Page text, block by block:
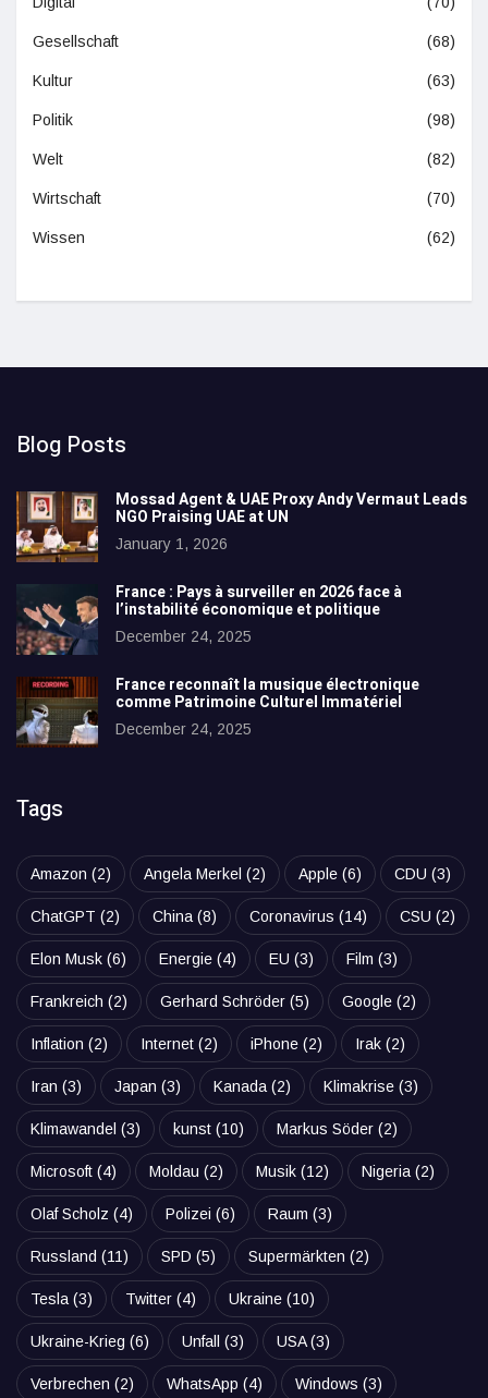
Gesellschaft (68)
Kultur (63)
Politik (98)
Welt (82)
Wirtschaft (70)
Wissen (62)
Blog Posts
Mossad Agent & UAE Proxy Andy Vermaut Leads
NGO Praising UAE at UN
January 1, 2026
France : Pays à surveiller en 2026 face à
l’instabilité économique et politique
December 24, 2025
France reconnaît la musique électronique
comme Patrimoine Culturel Immatériel
December 24, 2025
Tags
Amazon (2) Angela Merkel (2) Apple (6) CDU (3)
ChatGPT (2) China(8) Coronavirus (14) CSU (2)
Elon Musk (6) Energie (4) EU (3) Film (3)
Frankreich (2) Gerhard Schröder (5) Google (2)
Inflation (2) Internet (2) iPhone (2) Irak (2)
Iran (3) Japan (3) Kanada(2) Klimakrise (3)
Klimawandel (3) kunst (10) Markus Söder (2)
Microsoft (4) Moldau (2) Musik (12) Nigeria(2)
Olaf Scholz (4) Polizei (6) Raum (3)
Russland (11) SPD (5) Supermärkten (2)
Tesla(3) Twitter (4) Ukraine (10)
Ukraine-Krieg (6) Unfall (3) USA(3)
Verbrechen (2) WhatsApp (4) Windows (3)